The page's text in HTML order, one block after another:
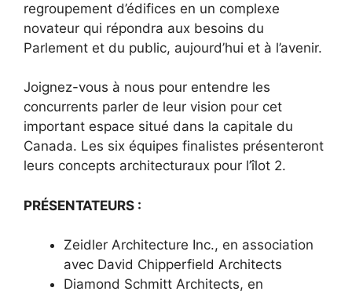
regroupement d’édifices en un complexe
novateur qui répondra aux besoins du
Parlement et du public, aujourd’hui et à l’avenir.
Joignez-vous à nous pour entendre les
concurrents parler de leur vision pour cet
important espace situé dans la capitale du
Canada. Les six équipes finalistes présenteront
leurs concepts architecturaux pour l’îlot 2.
PRÉSENTATEURS :
Zeidler Architecture Inc., en association
avec David Chipperfield Architects
Diamond Schmitt Architects, en